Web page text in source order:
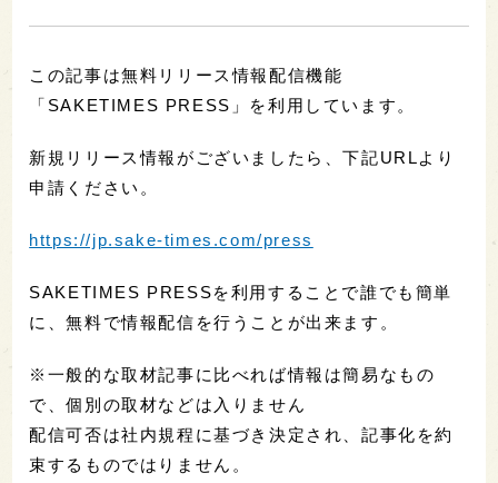
この記事は無料リリース情報配信機能
「SAKETIMES PRESS」を利用しています。
新規リリース情報がございましたら、下記URLより
申請ください。
https://jp.sake-times.com/press
SAKETIMES PRESSを利用することで誰でも簡単
に、無料で情報配信を行うことが出来ます。
※一般的な取材記事に比べれば情報は簡易なもの
で、個別の取材などは入りません
配信可否は社内規程に基づき決定され、記事化を約
束するものではりません。